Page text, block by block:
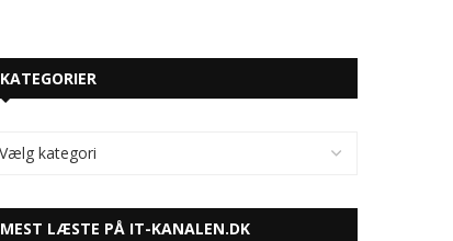
KATEGORIER
MEST LÆSTE PÅ IT-KANALEN.DK